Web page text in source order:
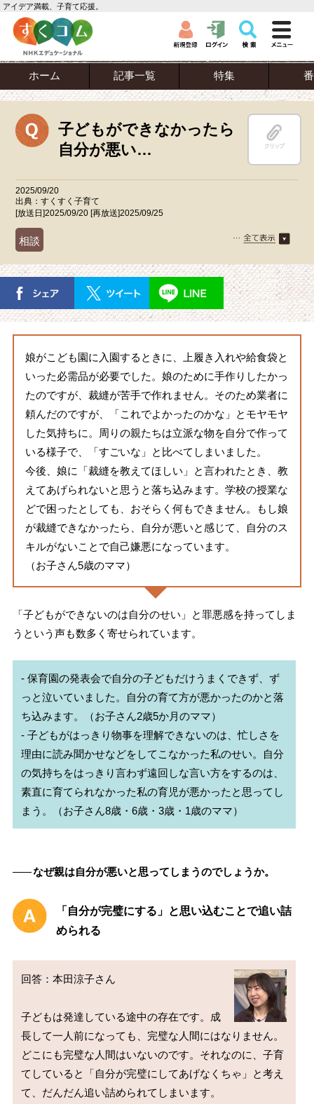
アイデア満載、子育て応援。
ホーム 記事一覧 特集
子どもができなかったら
自分が悪い…
クリップ
2025/09/20
出典：すくすく子育て
[放送日]2025/09/20 [再放送]2025/09/25
相談
娘がこども園に入園するときに、上履き入れや給食袋と
いった必需品が必要でした。娘のために手作りしたかっ
たのですが、裁縫が苦手で作れません。そのため業者に
頼んだのですが、「これでよかったのかな」とモヤモヤ
した気持ちに。周りの親たちは立派な物を自分で作って
いる様子で、「すごいな」と比べてしまいました。
今後、娘に「裁縫を教えてほしい」と言われたとき、教
えてあげられないと思うと落ち込みます。学校の授業な
どで困ったとしても、おそらく何もできません。もし娘
が裁縫できなかったら、自分が悪いと感じて、自分のス
キルがないことで自己嫌悪になっています。
（お子さん5歳のママ）
「子どもができないのは自分のせい」と罪悪感を持ってしま
うという声も数多く寄せられています。
- 保育園の発表会で自分の子どもだけうまくできず、ず
っと泣いていました。自分の育て方が悪かったのかと落
ち込みます。（お子さん2歳5か月のママ）
- 子どもがはっきり物事を理解できないのは、忙しさを
理由に読み聞かせなどをしてこなかった私のせい。自分
の気持ちをはっきり言わず遠回しな言い方をするのは、
素直に育てられなかった私の育児が悪かったと思ってし
――なぜ親は自分が悪いと思ってしまうのでしょうか。
「自分が完璧にする」と思い込むことで追い詰
められる
回答：本田涼子さん
子どもは発達している途中の存在です。成
長して一人前になっても、完璧な人間にはなりません。
どこにも完璧な人間はいないのです。それなのに、子育
てしていると「自分が完璧にしてあげなくちゃ」と考え
て、だんだん追い詰められてしまいます。